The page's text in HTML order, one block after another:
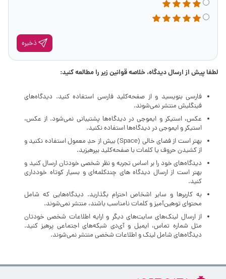
ذخیره
لطفا پیش از ارسال دیدگاه، خلاصه قوانین زیر را مطالعه کنید:
فارسی بنویسید و از صفحه‌کلید فارسی استفاده کنید. دیدگاه‌های
فینگلیش منتشر نمی‌شوند.
عکس، استیکر و ایموجی در دیدگاه‌ها پشتیبانی نمی‌شود. از عکس،
استیکر و ایموجی در دیدگاه‌ها استفاده نکنید.
بهتر است از فضای خالی (Space) بیش‌ از‌ حدِ معمول استفاده نکنید و
از کشیدن حروف یا کلمات با صفحه‌کلید بپرهیزید.
دیدگاه‌های خود را بر اساس تجربه و نظر شخصی خودتان ارسال کنید و
بهتر است از ارسال دیدگاه های چندکلمه‌‌ای و بسیار کوتاه خودداری
کنید.
به کاربرها و سایر اشخاص احترام بگذارید. دیدگاه‌هایی که شامل
محتوای توهین‌آمیز و کلمات نامناسب باشند، منتشر نمی‌شوند.
از ارسال لینک‌های سایت‌های دیگر و ارایه اطلاعات شخصی خودتان
مثل شماره تماس، ایمیل و آی‌دی شبکه‌های اجتماعی پرهیز کنید.
دیدگاه‌های شامل لینک و اطلاعات شخصی منتشر نمی‌شوند.